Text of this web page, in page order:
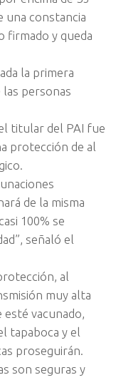
una constancia
firmado y queda
la primera
personas
titular del PAI fue
protección de al
de la misma
100% se
señaló el
al
muy alta
esté vacunado,
tapaboca y el
proseguirán.
son seguras y